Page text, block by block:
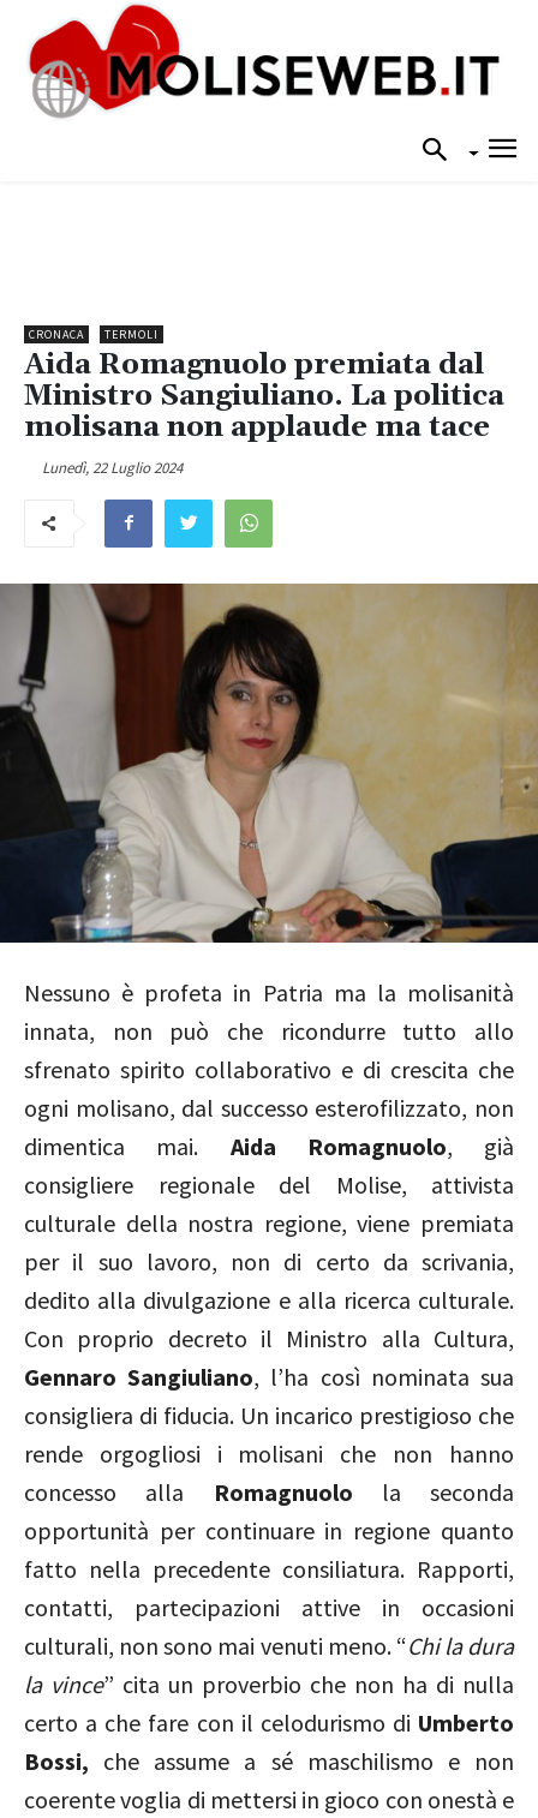
CRONACA TERMOLI
Aida Romagnuolo premiata dal
Ministro Sangiuliano. La politica
molisana non applaude ma tace
Lunedì, 22 Luglio 2024
Nessuno è profeta in Patria ma la molisanità
innata, non può che ricondurre tutto allo
sfrenato spirito collaborativo e di crescita che
ogni molisano, dal successo esterofilizzato, non
dimentica mai. Aida Romagnuolo, già
consigliere regionale del Molise, attivista
culturale della nostra regione, viene premiata
per il suo lavoro, non di certo da scrivania,
dedito alla divulgazione e alla ricerca culturale.
Con proprio decreto il Ministro alla Cultura,
Gennaro Sangiuliano, l’ha così nominata sua
consigliera di fiducia. Un incarico prestigioso che
rende orgogliosi i molisani che non hanno
concesso alla Romagnuolo la seconda
opportunità per continuare in regione quanto
fatto nella precedente consiliatura. Rapporti,
contatti, partecipazioni attive in occasioni
culturali, non sono mai venuti meno. “Chi la dura
la vince” cita un proverbio che non ha di nulla
certo a che fare con il celodurismo di Umberto
Bossi, che assume a sé maschilismo e non
coerente voglia di mettersi in gioco con onestà e